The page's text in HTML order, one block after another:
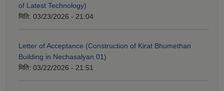
of Latest Technology)
मिति: 03/23/2026 - 21:04
Letter of Acceptance (Construction of Kirat Bhumethan
Building in Nechasalyan 01)
मिति: 03/22/2026 - 21:51